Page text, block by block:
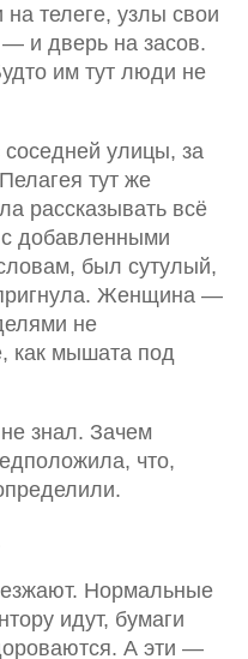
телеге, узлы свои
и дверь на засов.
им тут люди не
улицы, за
тут же
рассказывать всё
с добавленными
был сутулый,
Женщина —
не
как мышата под
знал. Зачем
что,
Нормальные
идут, бумаги
А эти —